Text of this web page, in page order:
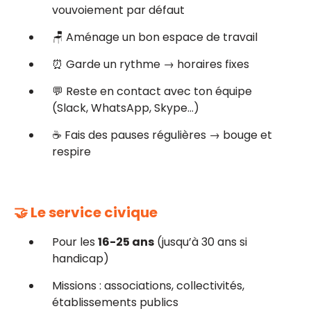
vouvoiement par défaut
🪑 Aménage un bon espace de travail
⏰ Garde un rythme → horaires fixes
💬 Reste en contact avec ton équipe
(Slack, WhatsApp, Skype…)
☕ Fais des pauses régulières → bouge et
respire
🤝 Le service civique
Pour les 16-25 ans (jusqu’à 30 ans si
handicap)
Missions : associations, collectivités,
établissements publics